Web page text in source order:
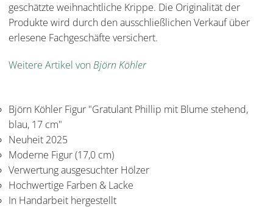
geschätzte weihnachtliche Krippe. Die Originalität der
Produkte wird durch den ausschließlichen Verkauf über
erlesene Fachgeschäfte versichert.
Weitere Artikel vonBjörn Köhler
Björn Köhler Figur "Gratulant Phillip mit Blume stehend,
blau, 17 cm"
Neuheit 2025
Moderne Figur (17,0 cm)
Verwertung ausgesuchter Hölzer
Hochwertige Farben & Lacke
In Handarbeit hergestellt